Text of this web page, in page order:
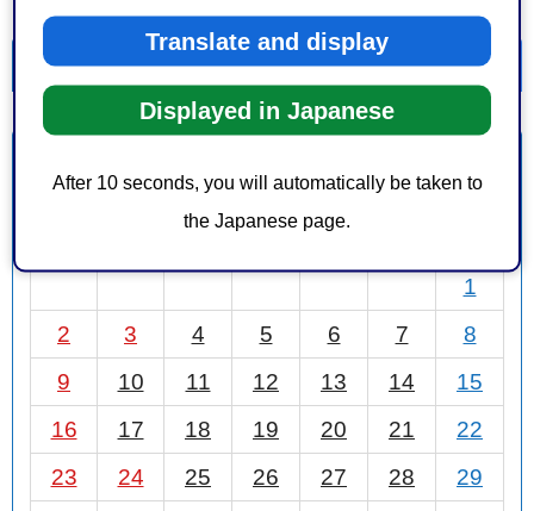
Translate and display
Displayed in Japanese
After 10 seconds, you will automatically be taken to
the Japanese page.
一覧を表示 カレンダーを表示
2025年 11月
1
2
3 4 5 6 7
8
9
10 11 12 13 14
15
16
17 18 19 20 21
22
23
24 25 26 27 28
29